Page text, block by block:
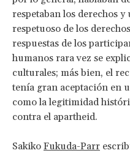
respetaban los derechos
respetuoso de los
respuestas de los
humanos rara vez se
culturales; más bien, el
tenía gran aceptación en
como la legitimidad
contra el apartheid.
Sakiko Fukuda-Parr